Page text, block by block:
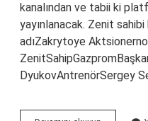
kanalından ve tabii ki
yayınlanacak. Zenit
adıZakrytoye
DyukovAntrenörSergey